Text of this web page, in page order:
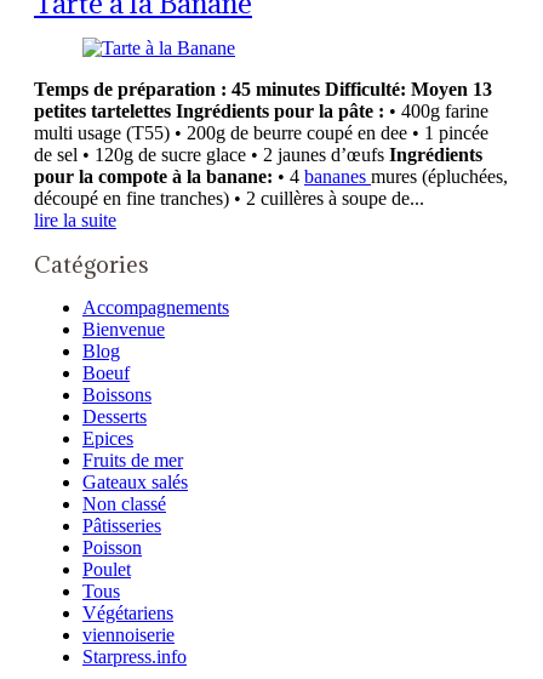
Temps de préparation : 45 minutes Difficulté: Moyen 13
petites tartelettes Ingrédients pour la pâte : • 400g farine
multi usage (T55) • 200g de beurre coupé en dee • 1 pincée
de sel • 120g de sucre glace • 2 jaunes d’œufs Ingrédients
pour la compote à la banane: • 4 bananes mures (épluchées,
découpé en fine tranches) • 2 cuillères à soupe de...
lire la suite
Catégories
Accompagnements
Bienvenue
Blog
Boeuf
Boissons
Desserts
Epices
Fruits de mer
Gateaux salés
Non classé
Pâtisseries
Poisson
Poulet
Tous
Végétariens
viennoiserie
Starpress.info